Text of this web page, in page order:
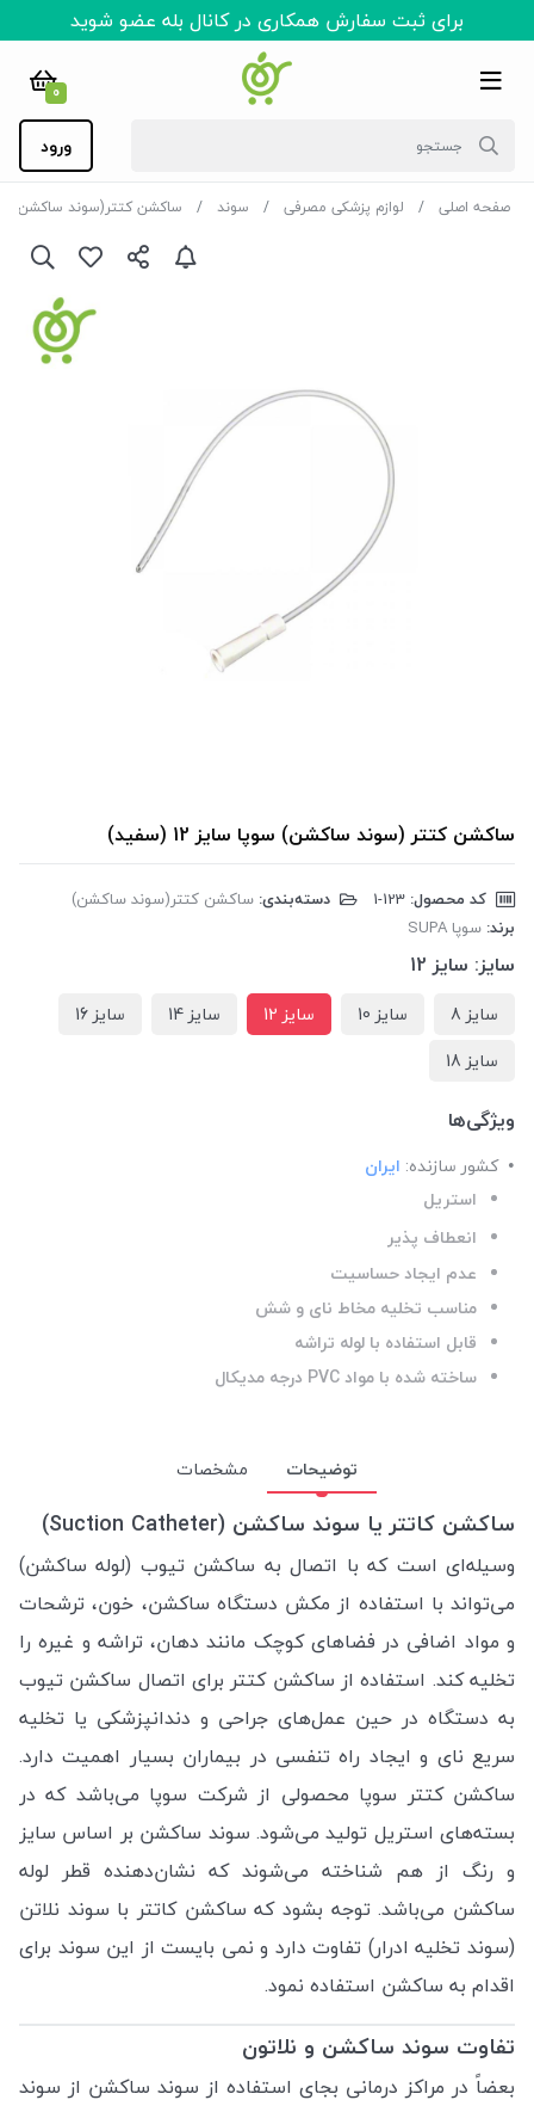
برای ثبت سفارش همکاری در کانال بله عضو شوید
0
ورود
صفحه اصلی لوازم پزشکی مصرفی سوند ساکشن کتتر(سوند ساکشن)
ساکشن کتتر (سوند ساکشن) سوپا سایز 12 (سفید)
کد محصول: دسته‌بندی: ساکشن کتتر(سوند ساکشن)
برند: سوپا SUPA
سایز: سایز 12
سایز 8 سایز 10 سایز 12 سایز 14
سایز 16
سایز 18
ویژگی‌ها
کشور سازنده: ایران
استریل
انعطاف پذیر
عدم ایجاد حساسیت
مناسب تخلیه مخاط نای و شش
قابل استفاده با لوله تراشه
ساخته شده با مواد PVC درجه مدیکال
توضیحات مشخصات
ساکشن کاتتر یا سوند ساکشن (Suction Catheter)
وسیله‌ای است که با اتصال به ساکشن تیوب (لوله ساکشن)
می‌تواند با استفاده از مکش دستگاه ساکشن، خون، ترشحات
و مواد اضافی در فضاهای کوچک مانند دهان، تراشه و غیره را
تخلیه کند. استفاده از ساکشن کتتر برای اتصال ساکشن تیوب
به دستگاه در حین عمل‌های جراحی و دندانپزشکی یا تخلیه
سریع نای و ایجاد راه تنفسی در بیماران بسیار اهمیت دارد.
ساکشن کتتر سوپا محصولی از شرکت سوپا می‌باشد که در
بسته‌های استریل تولید می‌شود. سوند ساکشن بر اساس سایز
و رنگ از هم شناخته می‌شوند که نشان‌دهنده قطر لوله
ساکشن می‌باشد. توجه بشود که ساکشن کاتتر با سوند نلاتن
(سوند تخلیه ادرار) تفاوت دارد و نمی بایست از این سوند برای
اقدام به ساکشن استفاده نمود.
تفاوت سوند ساکشن و نلاتون
بعضاً در مراکز درمانی بجای استفاده از سوند ساکشن از سوند